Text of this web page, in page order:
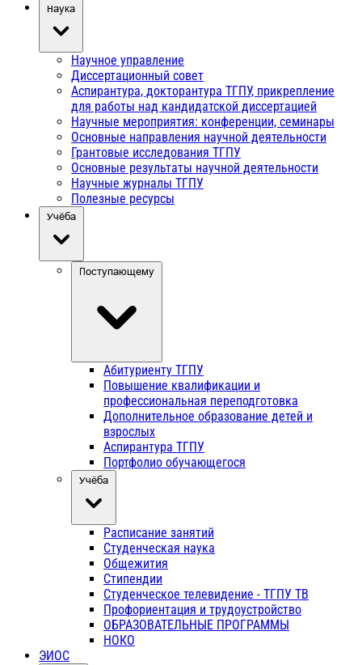
Наука
Научное управление
Диссертационный совет
Аспирантура, докторантура ТГПУ, прикрепление
для работы над кандидатской диссертацией
Научные мероприятия: конференции, семинары
Основные направления научной деятельности
Грантовые исследования ТГПУ
Основные результаты научной деятельности
Научные журналы ТГПУ
Полезные ресурсы
Учёба
Поступающему
Абитуриенту ТГПУ
Повышение квалификации и
профессиональная переподготовка
Дополнительное образование детей и
взрослых
Аспирантура ТГПУ
Портфолио обучающегося
Учёба
Расписание занятий
Студенческая наука
Общежития
Стипендии
Студенческое телевидение - ТГПУ ТВ
Профориентация и трудоустройство
ОБРАЗОВАТЕЛЬНЫЕ ПРОГРАММЫ
НОКО
ЭИОС